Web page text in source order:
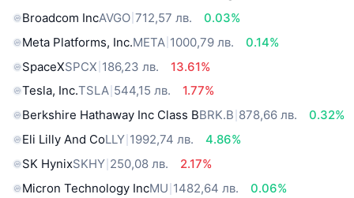
Broadcom IncAVGO 712,57 лв.
0.03%
Meta Platforms, Inc.META 1000,79 лв.
0.14%
SpaceXSPCX 186,23 лв.
13.61%
Tesla, Inc.TSLA 544,15 лв.
1.77%
Berkshire Hathaway Inc Class BBRK.B 878,66 лв.
0.32%
Eli Lilly And CoLLY 1992,74 лв.
4.86%
SK HynixSKHY 250,08 лв.
2.17%
Micron Technology IncMU 1482,64 лв.
0.06%